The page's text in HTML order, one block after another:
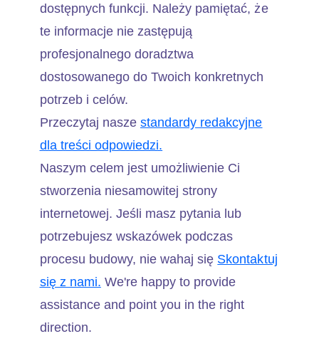
dostępnych funkcji. Należy pamiętać, że
te informacje nie zastępują
profesjonalnego doradztwa
dostosowanego do Twoich konkretnych
potrzeb i celów.
Przeczytaj nasze standardy redakcyjne
dla treści odpowiedzi.
Naszym celem jest umożliwienie Ci
stworzenia niesamowitej strony
internetowej. Jeśli masz pytania lub
potrzebujesz wskazówek podczas
procesu budowy, nie wahaj się Skontaktuj
się z nami. We're happy to provide
assistance and point you in the right
direction.